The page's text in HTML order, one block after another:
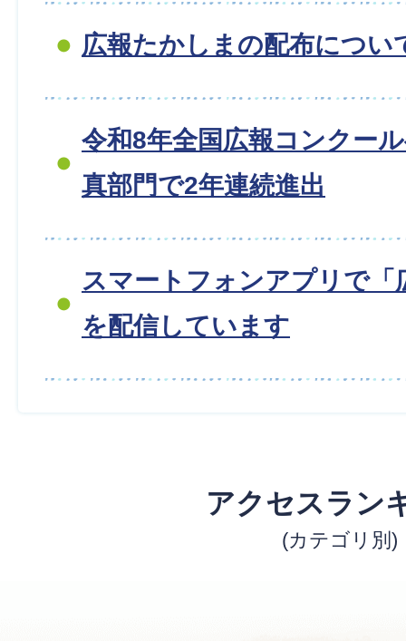
広報たかしまの配布につい
令和8年全国広報コンクー
真部門で2年連続進出
スマートフォンアプリで「
を配信しています
アクセスラン
(カテゴリ別)